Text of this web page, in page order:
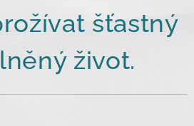
šťastný
život.